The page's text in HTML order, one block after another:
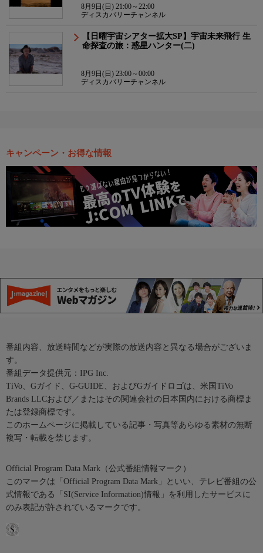
8月9日(日) 21:00～22:00
ディスカバリーチャンネル
【日曜宇宙シアター拡大SP】宇宙未来飛行 生
命探査の旅：惑星ハンター(二)
8月9日(日) 23:00～00:00
ディスカバリーチャンネル
キャンペーン・お得な情報
番組内容、放送時間などが実際の放送内容と異なる場合がございま
す。
番組データ提供元：IPG Inc.
TiVo、Gガイド、G-GUIDE、およびGガイドロゴは、米国TiVo
Brands LLCおよび／またはその関連会社の日本国内における商標ま
たは登録商標です。
このホームページに掲載している記事・写真等あらゆる素材の無断
複写・転載を禁じます。
Official Program Data Mark（公式番組情報マーク）
このマークは「Official Program Data Mark」といい、テレビ番組の公
式情報である「SI(Service Information)情報」を利用したサービスに
のみ表記が許されているマークです。